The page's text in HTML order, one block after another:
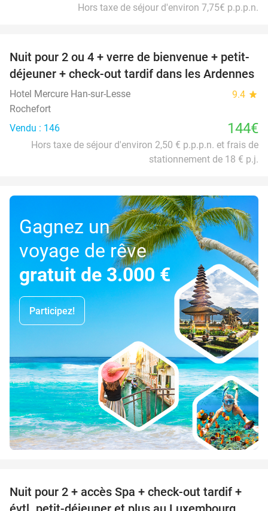
Hors taxe de séjour d'environ 7,75€ p.p.p.n.
Nuit pour 2 ou 4 + verre de bienvenue + petit-
déjeuner + check-out tardif dans les Ardennes
Hotel Mercure Han-sur-Lesse 9.4 star
Rochefort
Vendu : 146
144€
Hors taxe de séjour d'environ 2,50 € p.p.p.n. et frais de
stationnement de 18 € p.j.
Gagnez un
voyage de rêve
gratuit de 3.000 €
Participez!
17%
Nuit pour 2 + accès Spa + check-out tardif +